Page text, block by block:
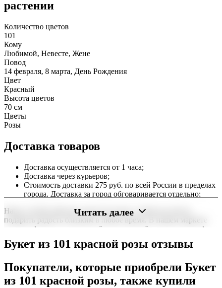
растении
Количество цветов
101
Кому
Любимой, Невесте, Жене
Повод
14 февраля, 8 марта, День Рождения
Цвет
Красный
Высота цветов
70 см
Цветы
Розы
Доставка товаров
Доставка осуществляется от 1 часа;
Доставка через курьеров;
Стоимость доставки 275 руб. по всей России в пределах
города. Доставка за город обговаривается отдельно;
Наша служба работает круглосуточно, чтобы вы могли
подарить радость близким в любое время. В нашем маркете
можно оформить заказ онлайн с доставкой на дом или в офис
минут или день в день в удобный интервал. Если вам важно
вручить подарок ко времени, наш сервис доставки обеспечит
точность до минуты. Выбирайте, где купить и сколько стоит
Читать далее
Букет из 101 красной розы отзывы
Покупатели, которые приобрели Букет
из 101 красной розы, также купили